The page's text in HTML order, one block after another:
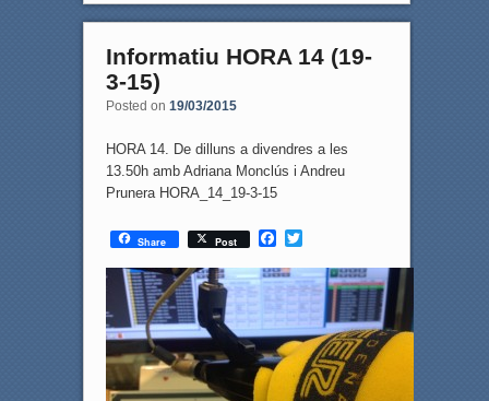
Informatiu HORA 14 (19-
3-15)
Posted on 19/03/2015
HORA 14. De dilluns a divendres a les
13.50h amb Adriana Monclús i Andreu
Prunera HORA_14_19-3-15
Share Post
F
c
e
o
o
k
T
i
t
e
r